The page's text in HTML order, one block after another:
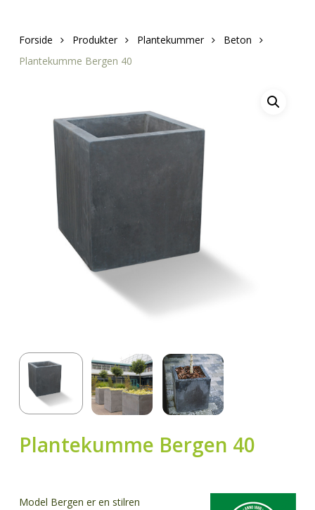
Forside Produkter Plantekummer
Beton
Plantekumme Bergen 40
Plantekumme Bergen 40
Model Bergen er en stilren